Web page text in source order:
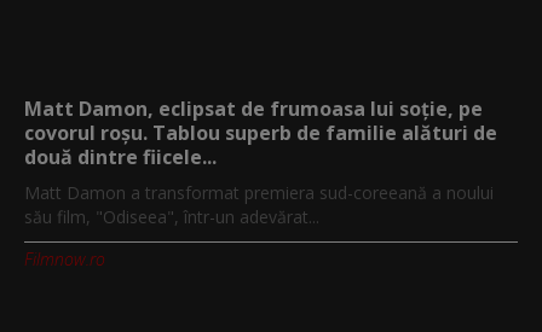
Matt Damon, eclipsat de frumoasa lui soție, pe
covorul roșu. Tablou superb de familie alături de
două dintre fiicele...
Matt Damon a transformat premiera sud-coreeană a noului
său film, "Odiseea", într-un adevărat...
Filmnow.ro